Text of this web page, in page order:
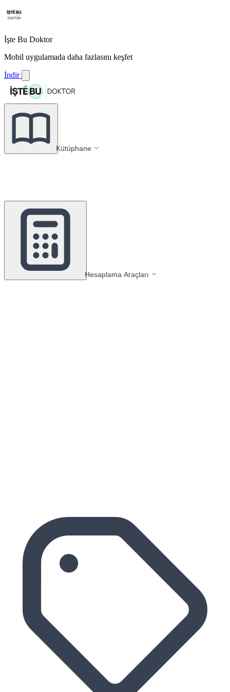
İşte Bu Doktor
Mobil uygulamada daha fazlasını keşfet
İndir
Kütüphane
Hesaplama Araçları